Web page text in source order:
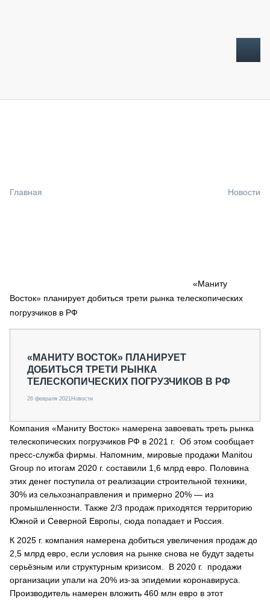
СПЕЦПРОЕКТЫ
МЕРОПРИЯТИЯ
СТАТЬИ ПО КАТЕГОРИЯМ ТЕХНИКИ
Главная Новости
«Маниту
Восток» планирует добиться трети рынка телескопических
погрузчиков в РФ
«МАНИТУ ВОСТОК» ПЛАНИРУЕТ
ДОБИТЬСЯ ТРЕТИ РЫНКА
ТЕЛЕСКОПИЧЕСКИХ ПОГРУЗЧИКОВ В РФ
26 февраля 2021Новости
Компания «Маниту Восток» намерена завоевать треть рынка
телескопических погрузчиков РФ в 2021 г. Об этом сообщает
пресс-служба фирмы. Напомним, мировые продажи Manitou
Group по итогам 2020 г. составили 1,6 млрд евро. Половина
этих денег поступила от реализации строительной техники,
30% из сельхознаправления и примерно 20% — из
промышленности. Также 2/3 продаж приходятся территорию
Южной и Северной Европы, сюда попадает и Россия.
К 2025 г. компания намерена добиться увеличения продаж до
2,5 млрд евро, если условия на рынке снова не будут задеты
серьёзным или структурным кризисом. В 2020 г. продажи
организации упали на 20% из-за эпидемии коронавируса.
Производитель намерен вложить 460 млн евро в этот